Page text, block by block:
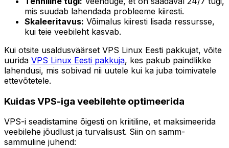
mis suudab lahendada probleeme kiiresti.
Skaleeritavus: Võimalus kiiresti lisada ressursse,
kui teie veebileht kasvab.
Kui otsite usaldusväärset VPS Linux Eesti pakkujat, võite
uurida VPS Linux Eesti pakkuja, kes pakub paindlikke
lahendusi, mis sobivad nii uutele kui ka juba toimivatele
ettevõtetele.
Kuidas VPS-iga veebilehte optimeerida
VPS-i seadistamine õigesti on kriitiline, et maksimeerida
veebilehe jõudlust ja turvalisust. Siin on samm-
sammuline juhend: